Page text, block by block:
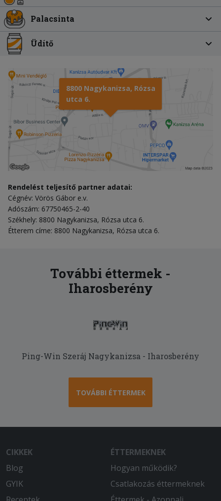
Palacsinta
Üdítő
8800 Nagykanizsa, Rózsa
utca 6.
Rendelést teljesítő partner adatai:
Cégnév: Vörös Gábor e.v.
Adószám: 67750465-2-40
Székhely: 8800 Nagykanizsa, Rózsa utca 6.
Étterem címe: 8800 Nagykanizsa, Rózsa utca 6.
További éttermek -
Iharosberény
Ping-Win Szeráj Nagykanizsa - Iharosberény
TOVÁBBI ÉTTERMEK
CIKKEK
Blog
GYIK
ÉTTERMEKNEK
Hogyan működik?
Csatlakozás éttermeknek